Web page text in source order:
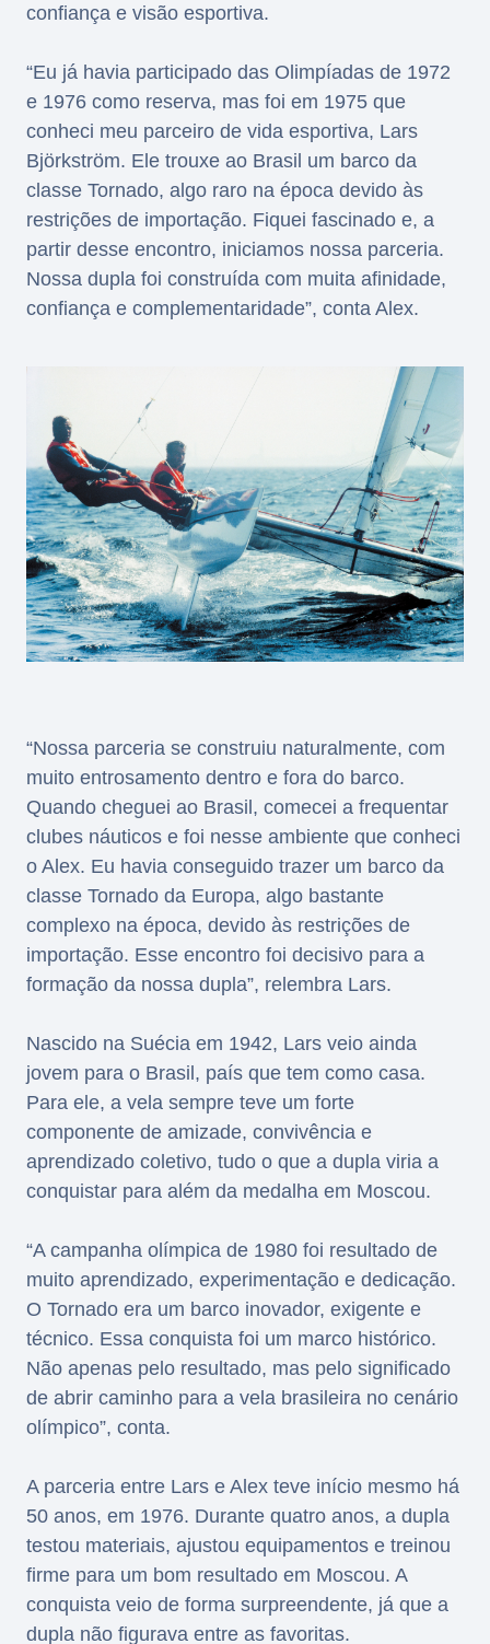
confiança e visão esportiva.
“Eu já havia participado das Olimpíadas de 1972
e 1976 como reserva, mas foi em 1975 que
conheci meu parceiro de vida esportiva, Lars
Björkström. Ele trouxe ao Brasil um barco da
classe Tornado, algo raro na época devido às
restrições de importação. Fiquei fascinado e, a
partir desse encontro, iniciamos nossa parceria.
Nossa dupla foi construída com muita afinidade,
confiança e complementaridade”, conta Alex.
“Nossa parceria se construiu naturalmente, com
muito entrosamento dentro e fora do barco.
Quando cheguei ao Brasil, comecei a frequentar
clubes náuticos e foi nesse ambiente que conheci
o Alex. Eu havia conseguido trazer um barco da
classe Tornado da Europa, algo bastante
complexo na época, devido às restrições de
importação. Esse encontro foi decisivo para a
formação da nossa dupla”, relembra Lars.
Nascido na Suécia em 1942, Lars veio ainda
jovem para o Brasil, país que tem como casa.
Para ele, a vela sempre teve um forte
componente de amizade, convivência e
aprendizado coletivo, tudo o que a dupla viria a
conquistar para além da medalha em Moscou.
“A campanha olímpica de 1980 foi resultado de
muito aprendizado, experimentação e dedicação.
O Tornado era um barco inovador, exigente e
técnico. Essa conquista foi um marco histórico.
Não apenas pelo resultado, mas pelo significado
de abrir caminho para a vela brasileira no cenário
olímpico”, conta.
A parceria entre Lars e Alex teve início mesmo há
50 anos, em 1976. Durante quatro anos, a dupla
testou materiais, ajustou equipamentos e treinou
firme para um bom resultado em Moscou. A
conquista veio de forma surpreendente, já que a
dupla não figurava entre as favoritas.